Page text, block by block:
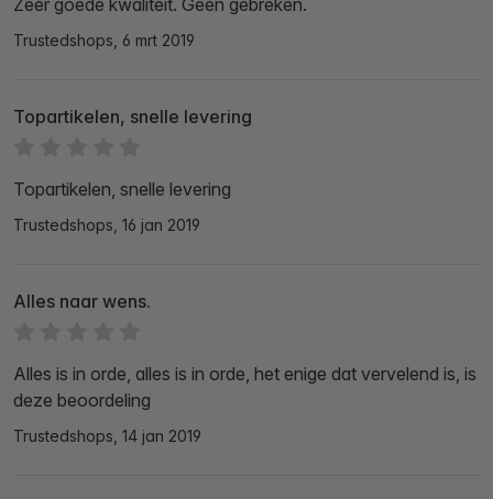
Zeer goede kwaliteit. Geen gebreken.
Trustedshops, 6 mrt 2019
Topartikelen, snelle levering
Topartikelen, snelle levering
Trustedshops, 16 jan 2019
Alles naar wens.
Alles is in orde, alles is in orde, het enige dat vervelend is, is
deze beoordeling
Trustedshops, 14 jan 2019